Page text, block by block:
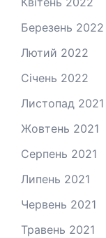
Березень 2022
Лютий 2022
Січень 2022
Листопад 2021
Жовтень 2021
Серпень 2021
Липень 2021
Червень 2021
Травень 2021